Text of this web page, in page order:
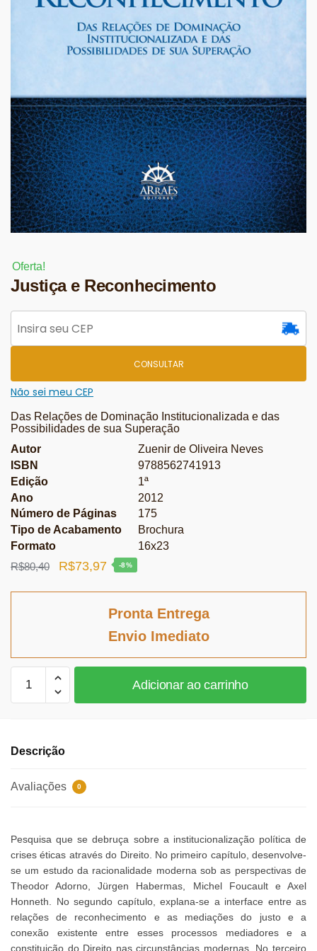
Oferta!
Justiça e Reconhecimento
CONSULTAR
Não sei meu CEP
Das Relações de Dominação Institucionalizada e das
Possibilidades de sua Superação
Autor
Zuenir de Oliveira Neves
ISBN
9788562741913
Edição
1ª
Ano
2012
Número de Páginas
175
Tipo de Acabamento
Brochura
Formato
16x23
R$80,40
O
R$73,97O
atual
-8%
Pronta Entrega
Envio Imediato
Adicionar ao carrinho
Descrição
Avaliações 0
Pesquisa que se debruça sobre a institucionalização política de
crises éticas através do Direito. No primeiro capítulo, desenvolve-
se um estudo da racionalidade moderna sob as perspectivas de
Theodor Adorno, Jürgen Habermas, Michel Foucault e Axel
Honneth. No segundo capítulo, explana-se a interface entre as
relações de reconhecimento e as mediações do justo e a
conexão existente entre esses processos mediadores e a
constituição do Direito nas circunstâncias modernas. No terceiro